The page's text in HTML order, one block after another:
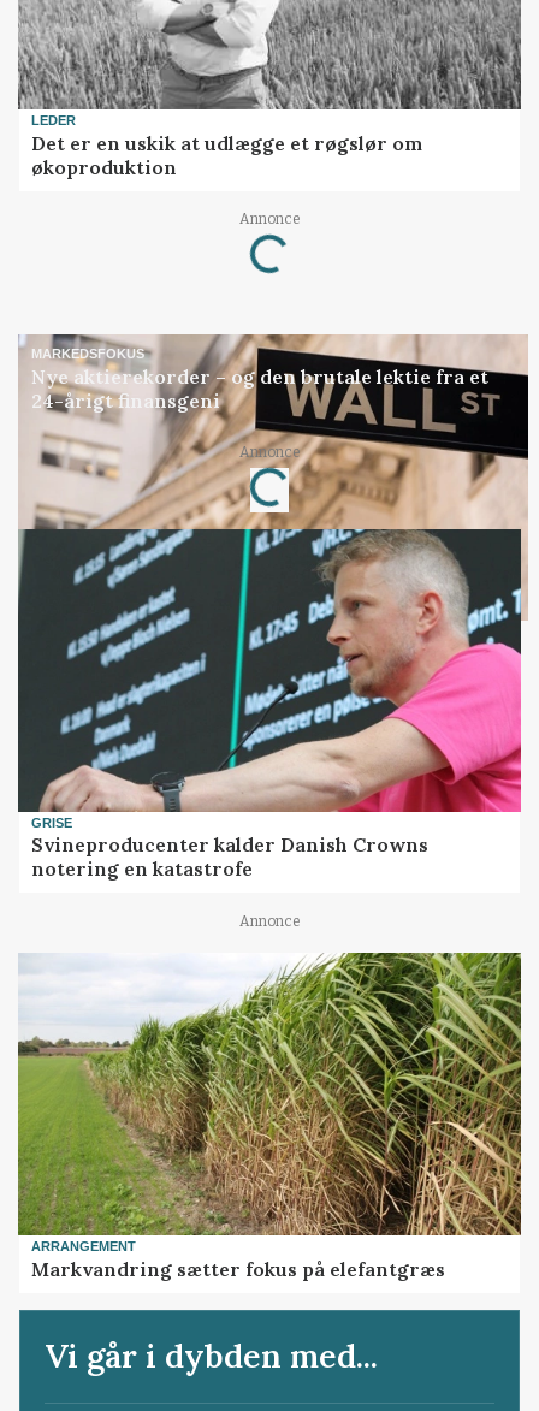
LEDER
Det er en uskik at udlægge et røgslør om
økoproduktion
Annonce
Loading...
MARKEDSFOKUS
Nye aktierekorder – og den brutale lektie fra et
24-årigt finansgeni
Annonce
Loading...
GRISE
Svineproducenter kalder Danish Crowns
notering en katastrofe
Annonce
ARRANGEMENT
Markvandring sætter fokus på elefantgræs
Vi går i dybden med...